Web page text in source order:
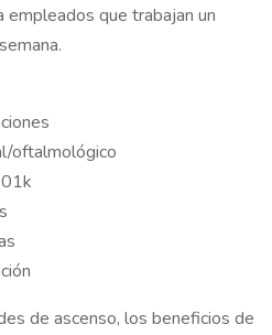
que trabajan un
oftalmológico
de ascenso, los beneficios de